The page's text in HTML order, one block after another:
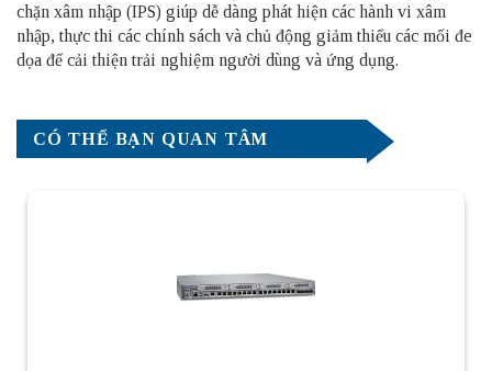
chặn xâm nhập (IPS) giúp dễ dàng phát hiện các hành vi xâm
nhập, thực thi các chính sách và chủ động giảm thiểu các mối đe
dọa để cải thiện trải nghiệm người dùng và ứng dụng.
CÓ THỂ BẠN QUAN TÂM